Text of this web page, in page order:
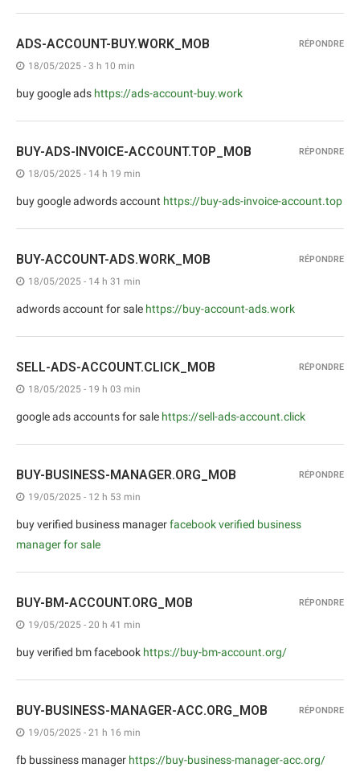
ADS-ACCOUNT-BUY.WORK_MOB
18/05/2025 - 3 h 10 min
buy google ads https://ads-account-buy.work
RÉPONDRE
BUY-ADS-INVOICE-ACCOUNT.TOP_MOB
18/05/2025 - 14 h 19 min
buy google adwords account https://buy-ads-invoice-account.top
RÉPONDRE
BUY-ACCOUNT-ADS.WORK_MOB
18/05/2025 - 14 h 31 min
adwords account for sale https://buy-account-ads.work
RÉPONDRE
SELL-ADS-ACCOUNT.CLICK_MOB
18/05/2025 - 19 h 03 min
google ads accounts for sale https://sell-ads-account.click
RÉPONDRE
BUY-BUSINESS-MANAGER.ORG_MOB
19/05/2025 - 12 h 53 min
buy verified business managerfacebook verified business
manager for sale
RÉPONDRE
BUY-BM-ACCOUNT.ORG_MOB
19/05/2025 - 20 h 41 min
buy verified bm facebook https://buy-bm-account.org/
RÉPONDRE
BUY-BUSINESS-MANAGER-ACC.ORG_MOB
19/05/2025 - 21 h 16 min
fb bussiness manager https://buy-business-manager-acc.org/
RÉPONDRE